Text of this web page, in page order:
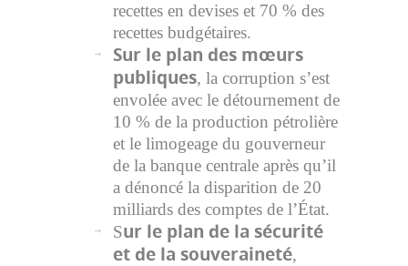
recettes en devises et 70 % des
recettes budgétaires.
Sur le plan des mœurs
publiques, la corruption s’est
envolée avec le détournement de
10 % de la production pétrolière
et le limogeage du gouverneur
de la banque centrale après qu’il
a dénoncé la disparition de 20
milliards des comptes de l’État.
Sur le plan de la sécurité
et de la souveraineté,